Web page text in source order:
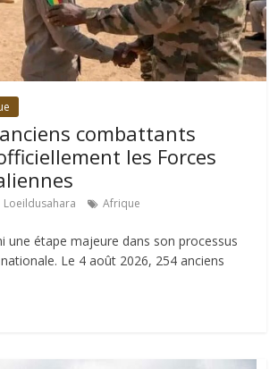
combattants
les Forces
Loeildusahara Afrique
une étape majeure dans son processus
Le 4 août 2026, 254 anciens